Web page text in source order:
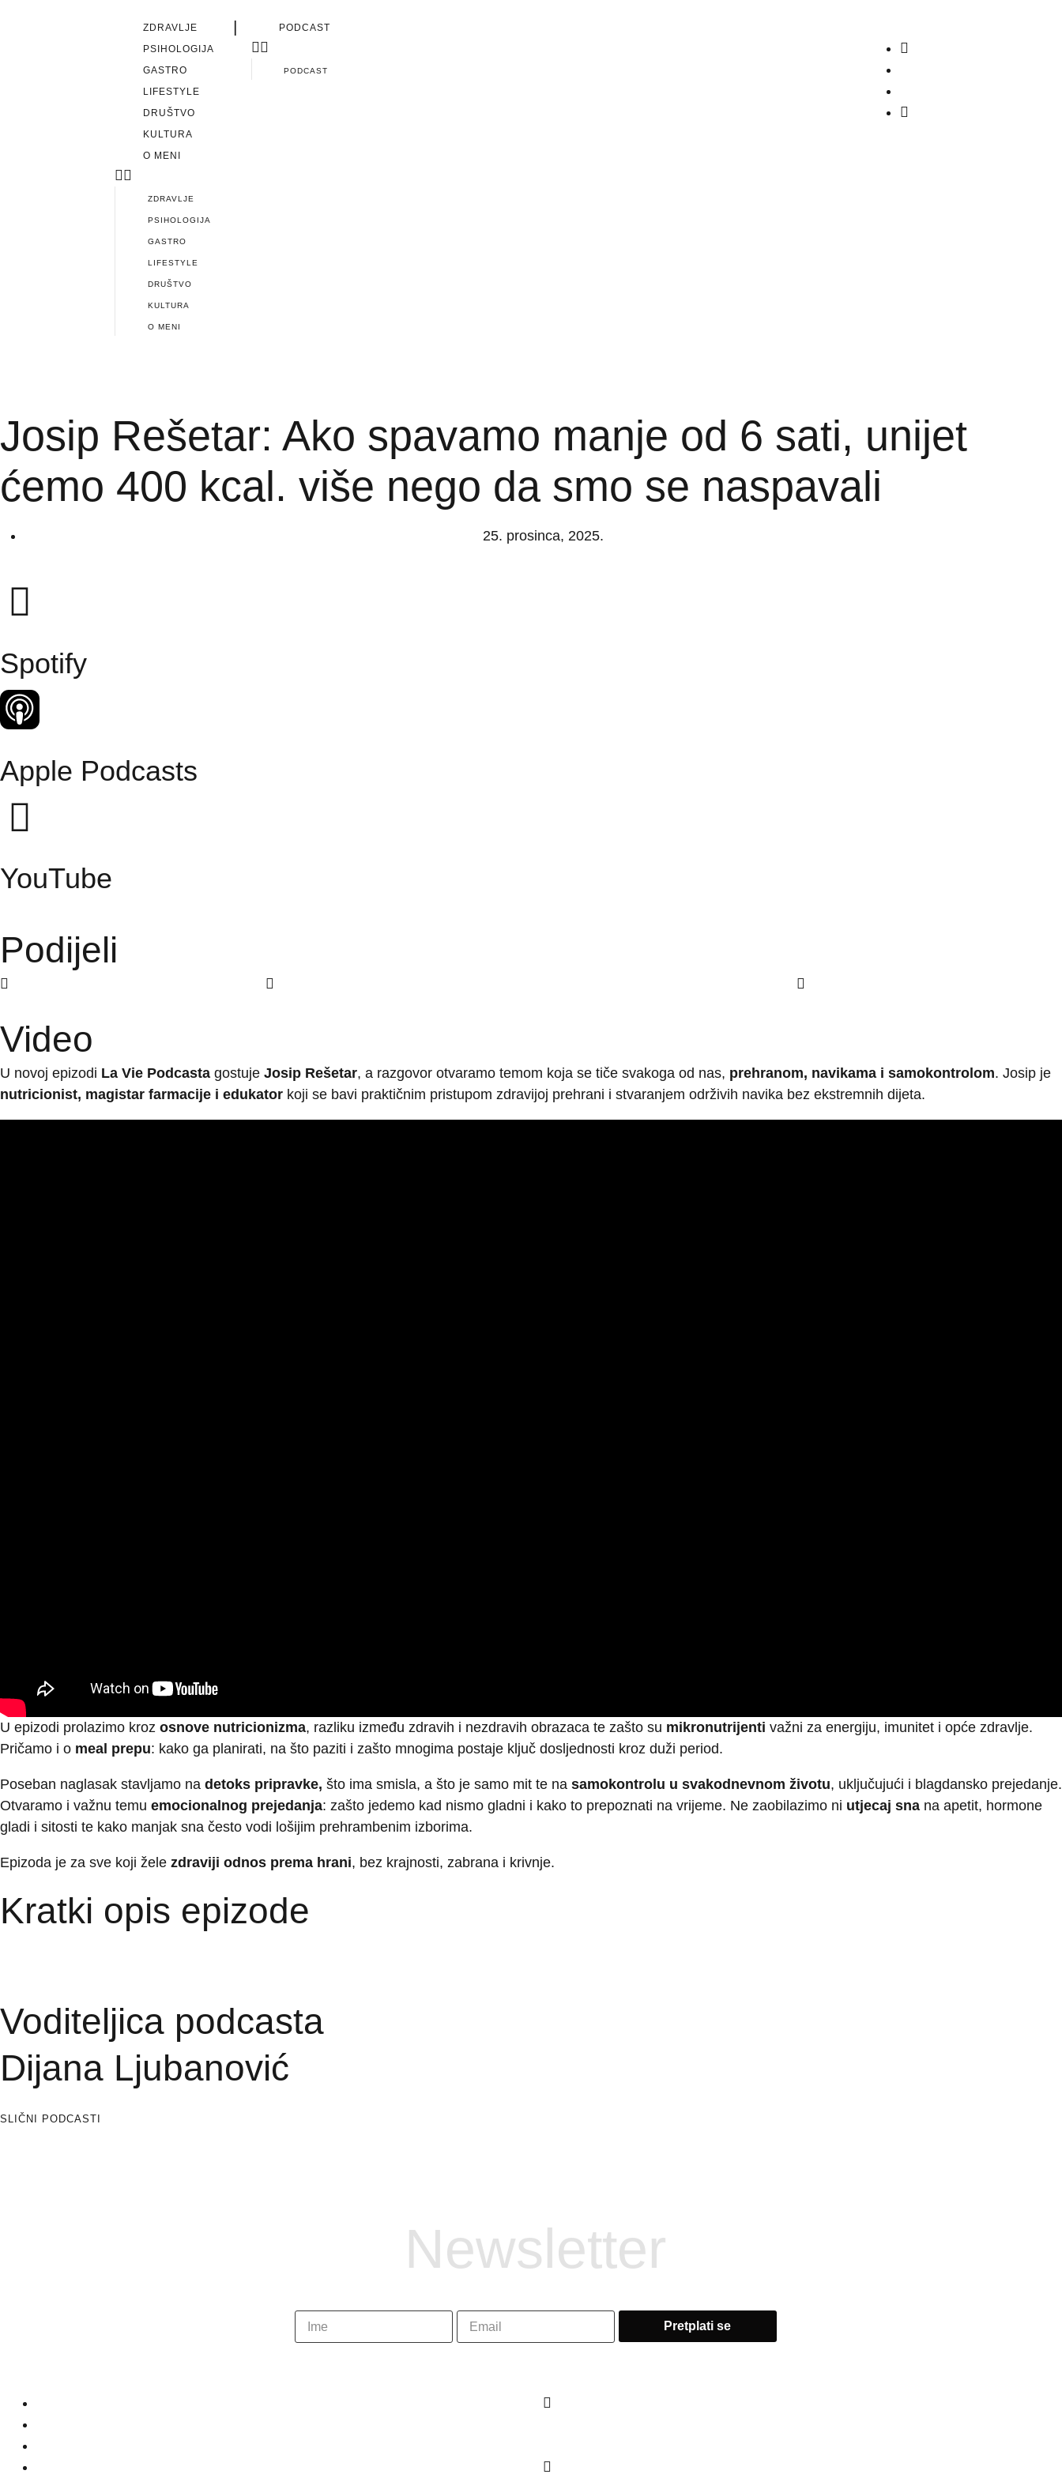
ZDRAVLJE
PSIHOLOGIJA
GASTRO
LIFESTYLE
DRUŠTVO
KULTURA
O MENI
ZDRAVLJE
PSIHOLOGIJA
GASTRO
LIFESTYLE
DRUŠTVO
KULTURA
O MENI
| PODCAST
PODCAST
Josip Rešetar: Ako spavamo manje od 6 sati, unijet
ćemo 400 kcal. više nego da smo se naspavali
25. prosinca, 2025.
Spotify
Apple Podcasts
YouTube
Podijeli
Video
U novoj epizodi La Vie Podcasta gostuje Josip Rešetar, a razgovor otvaramo temom koja se tiče svakoga od nas, prehranom, navikama i samokontrolom. Josip je
nutricionist, magistar farmacije i edukator koji se bavi praktičnim pristupom zdravijoj prehrani i stvaranjem održivih navika bez ekstremnih dijeta.
U epizodi prolazimo kroz osnove nutricionizma, razliku između zdravih i nezdravih obrazaca te zašto su mikronutrijenti važni za energiju, imunitet i opće zdravlje.
Pričamo i o meal prepu: kako ga planirati, na što paziti i zašto mnogima postaje ključ dosljednosti kroz duži period.
Poseban naglasak stavljamo na detoks pripravke, što ima smisla, a što je samo mit te na samokontrolu u svakodnevnom životu, uključujući i blagdansko prejedanje.
Otvaramo i važnu temu emocionalnog prejedanja: zašto jedemo kad nismo gladni i kako to prepoznati na vrijeme. Ne zaobilazimo ni utjecaj sna na apetit, hormone
gladi i sitosti te kako manjak sna često vodi lošijim prehrambenim izborima.
Epizoda je za sve koji žele zdraviji odnos prema hrani, bez krajnosti, zabrana i krivnje.
Kratki opis epizode
Voditeljica podcasta
Dijana Ljubanović
SLIČNI PODCASTI
Newsletter